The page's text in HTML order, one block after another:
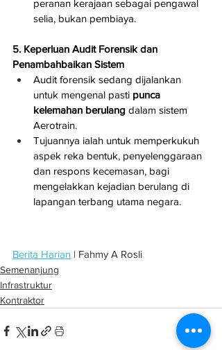
peranan kerajaan sebagai pengawal
selia, bukan pembiaya.
5. Keperluan Audit Forensik dan
Penambahbaikan Sistem
Audit forensik sedang dijalankan
untuk mengenal pasti punca
kelemahan berulang dalam sistem
Aerotrain.
Tujuannya ialah untuk memperkukuh
aspek reka bentuk, penyelenggaraan
dan respons kecemasan, bagi
mengelakkan kejadian berulang di
lapangan terbang utama negara.
Berita Harian | Fahmy A Rosli
Semenanjung
Infrastruktur
Kontraktor